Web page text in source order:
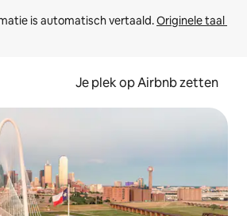
is automatisch vertaald. Originele taal
Je plek op Airbnb zetten